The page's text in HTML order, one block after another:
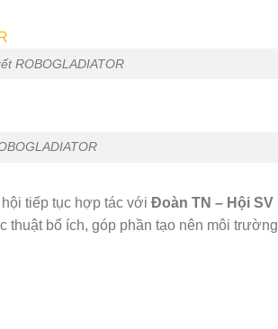
ROBOGLADIATOR
tiếp tục hợp tác với Đoàn TN – Hội SV
thuật bổ ích, góp phần tạo nên môi trường